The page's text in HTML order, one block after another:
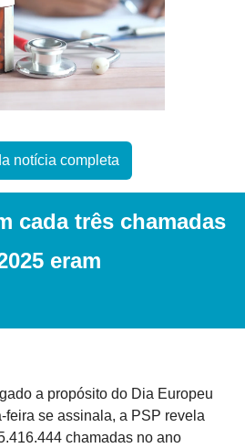
notícia completa
cada três chamadas
eram
a propósito do Dia Europeu
feira se assinala, a PSP revela
chamadas no ano